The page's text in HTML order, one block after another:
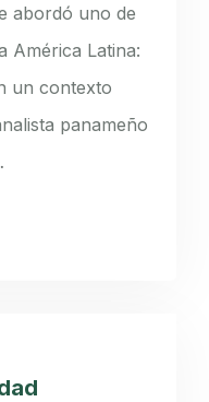
abordó uno de
América Latina:
un contexto
panameño